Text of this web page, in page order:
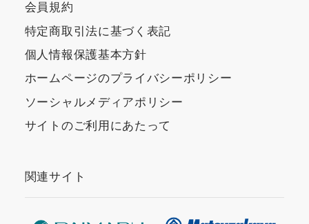
会員規約
特定商取引法に基づく表記
個人情報保護基本方針
ホームページのプライバシーポリシー
ソーシャルメディアポリシー
サイトのご利用にあたって
関連サイト